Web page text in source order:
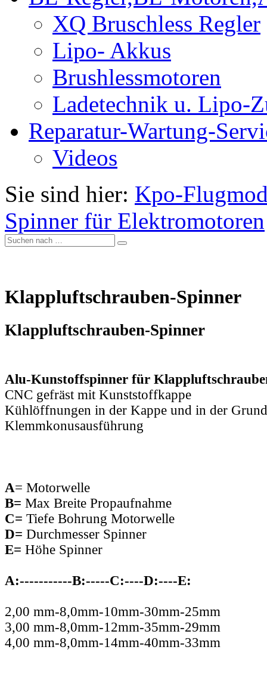
XQ Bruschless Regler
Lipo- Akkus
Brushlessmotoren
Ladetechnik u. Lipo-
Reparatur-Wartung-
Videos
Sie sind hier: Kpo-
Spinner für Elektromotoren
Klappluftschrauben-Spinner
Klappluftschrauben-Spinner
Alu-Kunstoffspinner für
CNC gefräst mit Kunststoffkappe
Kühlöffnungen in der Kappe und in der
Klemmkonusausführung
A= Motorwelle
B= Max Breite Propaufnahme
C= Tiefe Bohrung Motorwelle
D= Durchmesser Spinner
E= Höhe Spinner
A:-----------B:-----C:----D:----E:
2,00 mm-8,0mm-10mm-30mm-25mm
3,00 mm-8,0mm-12mm-35mm-29mm
4,00 mm-8,0mm-14mm-40mm-33mm